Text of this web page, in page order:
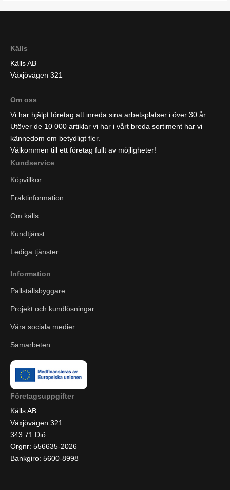
Källs
Källs AB
Växjövägen 321
Om oss
Vi har hjälpt företag att inreda sina arbetsplatser i över 30 år.
Utöver de 10 000 artiklar vi har i vårt breda sortiment har vi
kännedom om betydligt fler.
Välkommen till ett företag fullt av möjligheter!
Kundservice
Köpvillkor
Fraktinformation
Om källs
Kundtjänst
Lediga tjänster
Information
Pallställsbyggare
Projekt och kundlösningar
Våra sociala medier
Samarbeten
Företagsuppgifter
Källs AB
Växjövägen 321
343 71 Diö
Orgnr: 556635-2026
Bankgiro: 5600-8998